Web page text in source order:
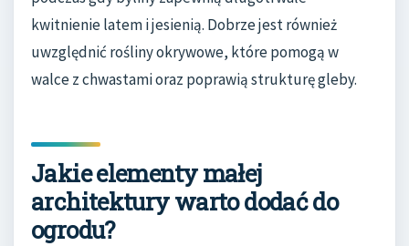
kwitnienie latem i jesienią. Dobrze jest również
uwzględnić rośliny okrywowe, które pomogą w
walce z chwastami oraz poprawią strukturę gleby.
Jakie elementy małej
architektury warto dodać do
ogrodu?